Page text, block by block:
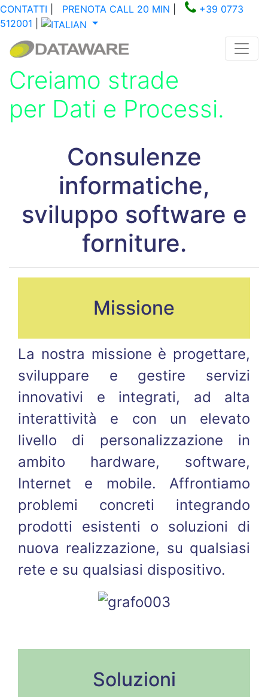
CONTATTI PRENOTA CALL 20 MIN
+39 0773
512001
Creiamo strade
per Dati e Processi.
Consulenze
informatiche,
sviluppo software e
forniture.
Missione
La nostra missione è progettare,
sviluppare e gestire servizi
innovativi e integrati, ad alta
interattività e con un elevato
livello di personalizzazione in
ambito hardware, software,
Internet e mobile. Affrontiamo
problemi concreti integrando
prodotti esistenti o soluzioni di
nuova realizzazione, su qualsiasi
rete e su qualsiasi dispositivo.
Soluzioni